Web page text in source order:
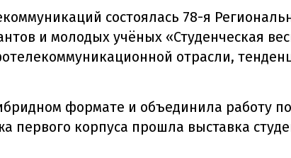
состоялась 78-я
и молодых учёных «Студенческая
отрасли,
формате и объединила работу
первого корпуса прошла выставка